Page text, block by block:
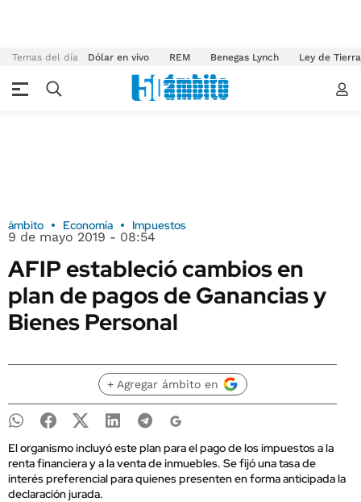
Temas del día Dólar en vivo REM Benegas Lynch Ley de
ámbito Economía Impuestos
9 de mayo 2019 - 08:54
AFIP estableció cambios en
plan de pagos de Ganancias y
Bienes Personal
+ Agregar ámbito en
El organismo incluyó este plan para el pago de los impuestos a la
renta financiera y a la venta de inmuebles. Se fijó una tasa de
interés preferencial para quienes presenten en forma anticipada la
declaración jurada.